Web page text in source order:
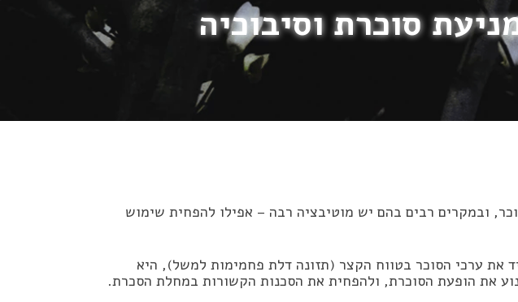
סוכרת וסיבוכיה
ובמקרים רבים בהם יש מוטיבציה רבה – אפילו להפחית שימוש
את ערכי הסוכר בטווח הקצר (תזונה דלת פחמימות למשל), היא
את הופעת הסוכרת, ולהפחית את הסכנות הקשורות במחלת הסכרת.